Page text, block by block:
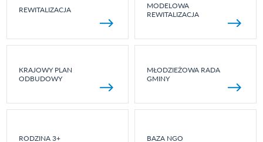
REWITALIZACJA
MODELOWA
REWITALIZACJA
KRAJOWY PLAN
ODBUDOWY
MŁODZIEŻOWA RADA
GMINY
RODZINA 3+ BAZA NGO